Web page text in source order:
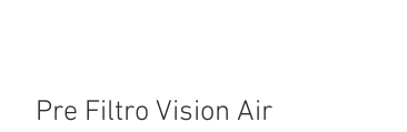
Pre Filtro Vision Air